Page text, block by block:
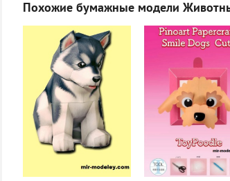
Похожие бумажные модели